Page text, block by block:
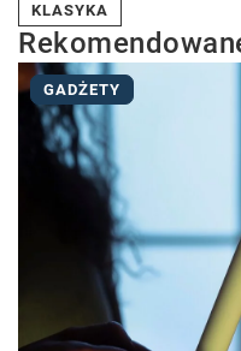
KLASYKA
GADŻETY